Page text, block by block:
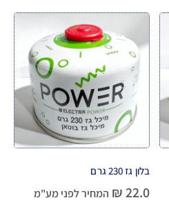
בלון גז 230 גרם
₪22.0 המחיר לפני מע"מ